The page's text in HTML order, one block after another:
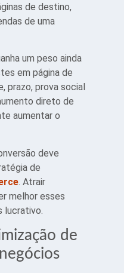
de destino,
de uma
um peso ainda
em página de
prazo, prova social
direto de
aumentar o
deve
de
. Atrair
melhor esses
lucrativo.
de